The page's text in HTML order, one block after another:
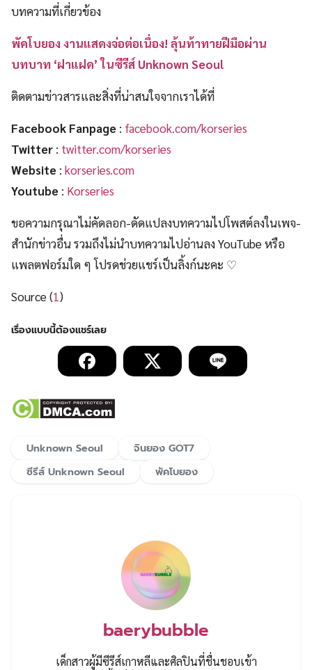
บทความที่เกี่ยวข้อง
พัคโบยอง งานแสดงจ่อต่อเนื่อง! ลุ้นท้าทายฝีมือผ่าน
บทบาท ‘ฝาแฝด’ ในซีรีส์ Unknown Seoul
ติดตามข่าวสารและสิ่งที่น่าสนใจจากเราได้ที่
Facebook Fanpage : facebook.com/korseries
Twitter : twitter.com/korseries
Website : korseries.com
Youtube : Korseries
ขอความกรุณาไม่คัดลอก-ดัดแปลงบทความไปโพสต์ลงในเพจ-
สำนักข่าวอื่น รวมถึงไม่นำบทความไปอ่านลง YouTube หรือ
แพลตฟอร์มใด ๆ โปรดช่วยแชร์เป็นลิ้งก์นะคะ ♡
Source (1)
Unknown Seoul
จินยอง GOT7
ซีรีส์ Unknown Seoul
พัคโบยอง
baerybubble
เด็กสาวผู้มีซีรีส์เกาหลีและศิลปินที่ชื่นชอบเข้า